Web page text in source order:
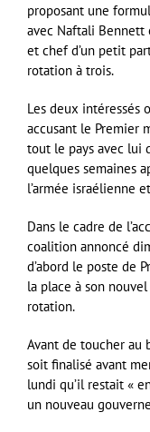
proposant une
avec Naftali Bennett
et chef d’un petit
rotation à trois.
Les deux intéressés
accusant le Premier
tout le pays avec lui
quelques semaines
l’armée israélienne
Dans le cadre de
coalition annoncé
d’abord le poste de
la place à son
rotation.
Avant de toucher au
soit finalisé avant
lundi qu’il restait «
un nouveau